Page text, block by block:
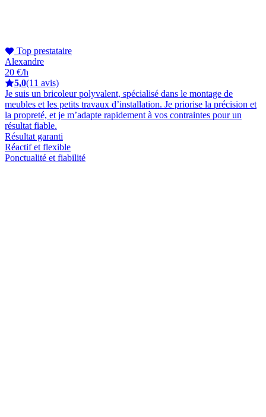
Top prestataire
Alexandre
20 €/h
5,0(11 avis)
Je suis un bricoleur polyvalent, spécialisé dans le montage de
meubles et les petits travaux d’installation. Je priorise la précision et
la propreté, et je m’adapte rapidement à vos contraintes pour un
résultat fiable.
Résultat garanti
Réactif et flexible
Ponctualité et fiabilité